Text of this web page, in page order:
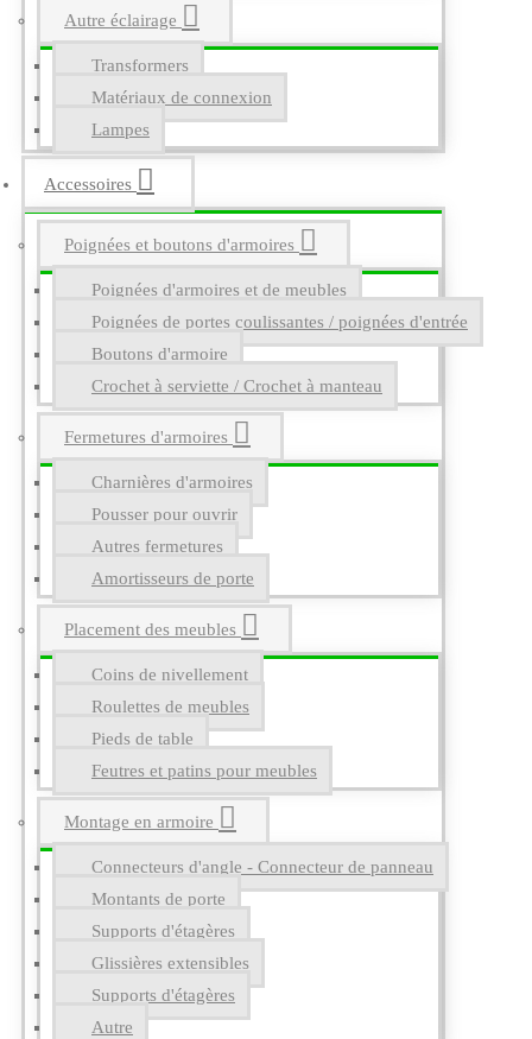
Autre éclairage
Transformers
Matériaux de connexion
Lampes
Accessoires
Poignées et boutons d'armoires
Poignées d'armoires et de meubles
Poignées de portes coulissantes / poignées d'entrée
Boutons d'armoire
Crochet à serviette / Crochet à manteau
Fermetures d'armoires
Charnières d'armoires
Pousser pour ouvrir
Autres fermetures
Amortisseurs de porte
Placement des meubles
Coins de nivellement
Roulettes de meubles
Pieds de table
Feutres et patins pour meubles
Montage en armoire
Connecteurs d'angle - Connecteur de panneau
Montants de porte
Supports d'étagères
Glissières extensibles
Supports d'étagères
Autre